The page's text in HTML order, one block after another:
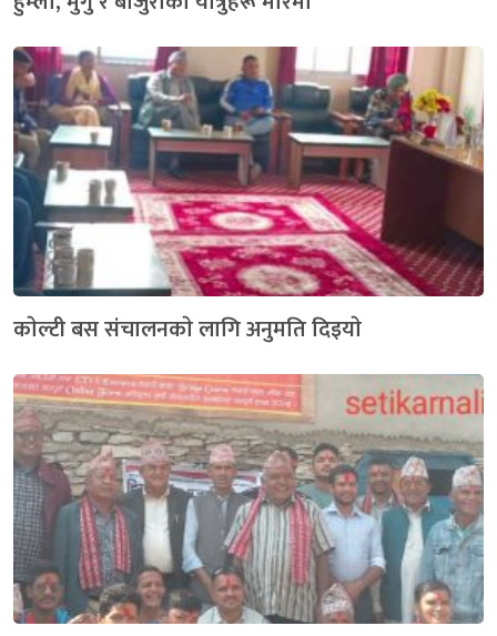
काेल्टी बस संचालनकाे लागि अनुमति दिइयाे